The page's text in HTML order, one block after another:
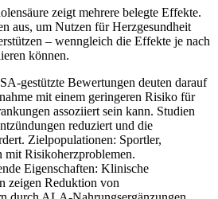
zeigt mehrere belegte Effekte.
aus, um Nutzen für Herzgesundheit
– wenngleich die Effekte je nach
können.
gestützte Bewertungen deuten darauf
mit einem geringeren Risiko für
assoziiert sein kann. Studien
reduziert und die
Zielpopulationen: Sportler,
mit Risikoherzproblemen.
Eigenschaften: Klinische
zeigen Reduktion von